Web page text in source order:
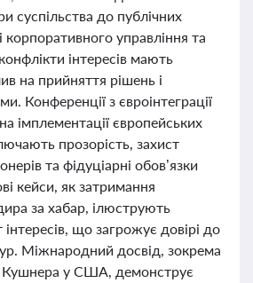
суспільства до публічних
корпоративного управління та
інтересів мають
на прийняття рішень і
Конференції з євроінтеграції
імплементації європейських
прозорість, захист
та фідуціарні обов’язки
кейси, як затримання
за хабар, ілюструють
що загрожує довірі до
Міжнародний досвід, зокрема
у США, демонструє